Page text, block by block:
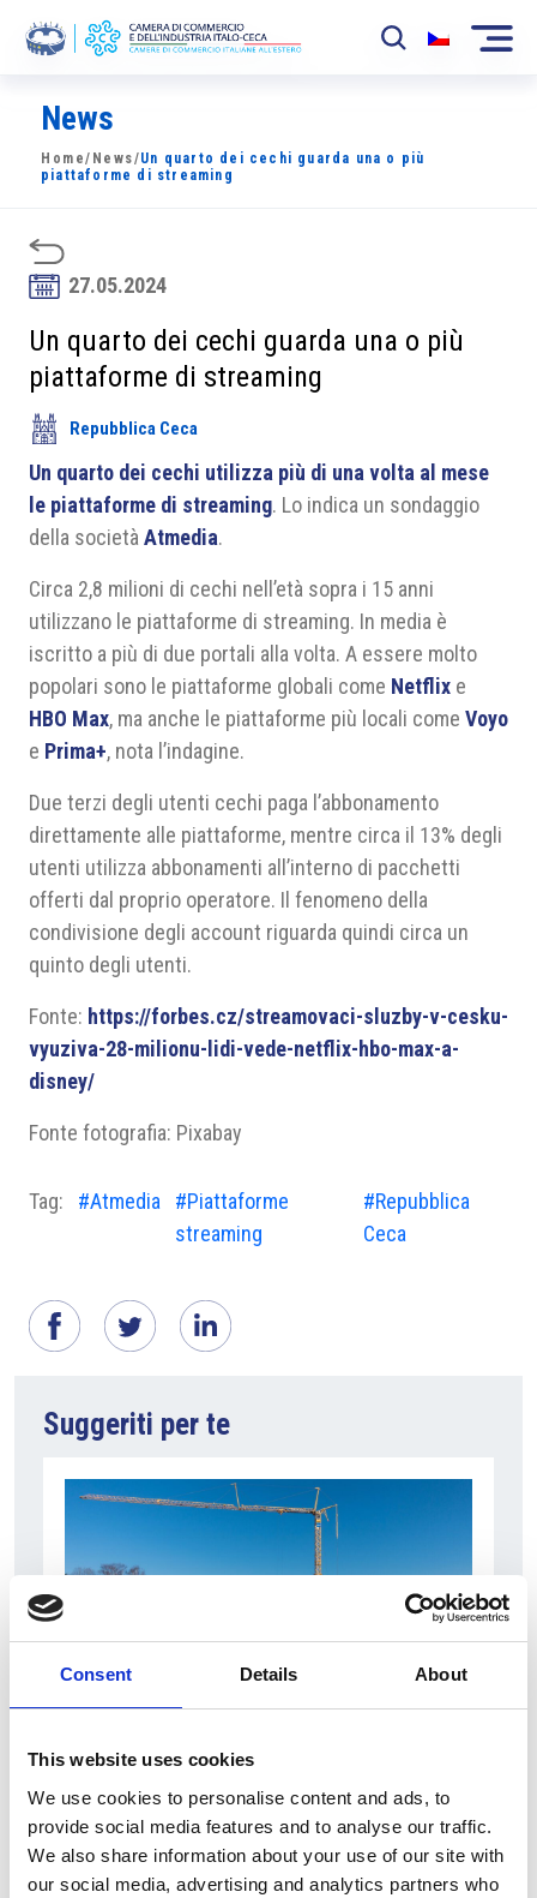
Consent Details About
This website uses cookies
We use cookies to personalise content and ads, to
provide social media features and to analyse our traffic.
We also share information about your use of our site with
our social media, advertising and analytics partners who
La Camera
News
Sviluppo Mercato
Soci
Partner
Progetti
Area riservata
News
Home/ News/Un quarto dei cechi guarda una o più
piattaforme di streaming
27.05.2024
Un quarto dei cechi guarda una o più
piattaforme di streaming
Repubblica Ceca
Un quarto dei cechi utilizza più di una volta al mese
le piattaforme di streaming. Lo indica un sondaggio
della società Atmedia.
Circa 2,8 milioni di cechi nell’età sopra i 15 anni
utilizzano le piattaforme di streaming. In media è
iscritto a più di due portali alla volta. A essere molto
popolari sono le piattaforme globali come Netflix e
HBO Max, ma anche le piattaforme più locali come Voyo
e Prima+, nota l’indagine.
Due terzi degli utenti cechi paga l’abbonamento
direttamente alle piattaforme, mentre circa il 13% degli
utenti utilizza abbonamenti all’interno di pacchetti
offerti dal proprio operatore. Il fenomeno della
condivisione degli account riguarda quindi circa un
quinto degli utenti.
Fonte: https://forbes.cz/streamovaci-sluzby-v-cesku-
vyuziva-28-milionu-lidi-vede-netflix-hbo-max-a-
disney/
Fonte fotografia: Pixabay
Tag: #Atmedia
#Piattaforme
streaming
#Repubblica
Ceca
Suggeriti per te
Nel primo semestre è aumentata fortemente la
costruzione di nuove abitazioni
Repubblica Ceca